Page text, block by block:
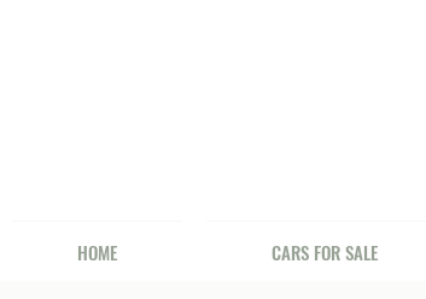
HOME CARS FOR SALE